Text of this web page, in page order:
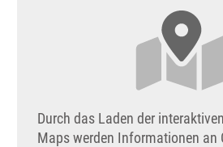
Durch das Laden der
Maps werden Informationen an